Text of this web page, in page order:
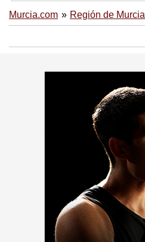
Murcia.com Región de Murcia